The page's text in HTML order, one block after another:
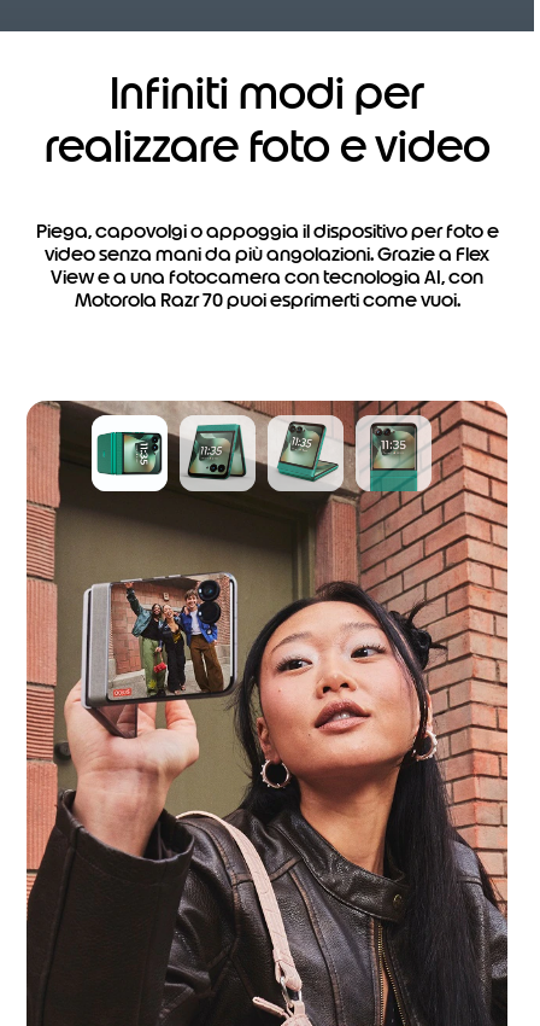
Infiniti modi per
realizzare foto e video
Piega, capovolgi o appoggia il dispositivo per foto e
video senza mani da più angolazioni. Grazie a Flex
View e a una fotocamera con tecnologia AI, con
Motorola Razr 70 puoi esprimerti come vuoi.